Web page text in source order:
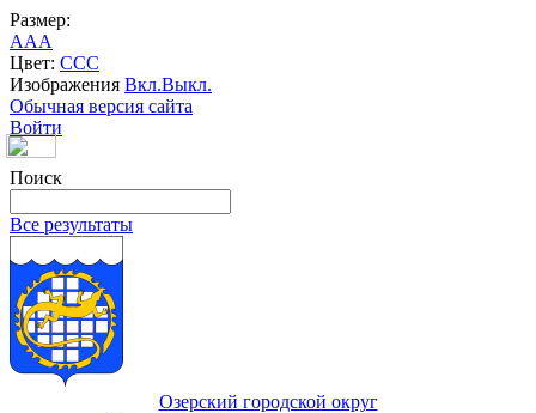
Размер:
AAA
Цвет: CCC
Изображения Вкл.Выкл.
Обычная версия сайта
Войти
Поиск
Все результаты
Озерский городской округ